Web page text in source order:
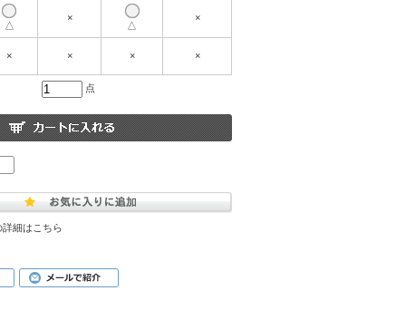
△
×
△
×
× × × ×
点
細はこちら